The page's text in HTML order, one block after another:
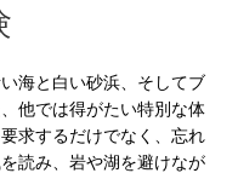
海と白い砂浜、そしてブ
他では得がたい特別な体
求するだけでなく、忘れ
読み、岩や湖を避けなが